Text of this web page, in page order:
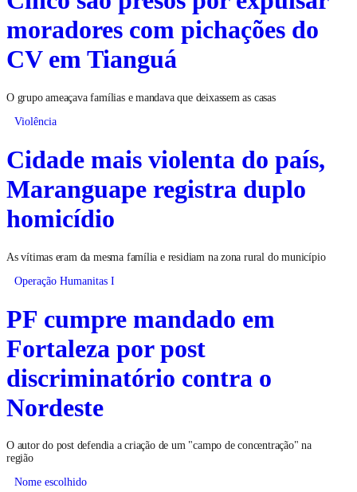
moradores com pichações do
CV em Tianguá
O grupo ameaçava famílias e mandava que deixassem as casas
Violência
Cidade mais violenta do país,
Maranguape registra duplo
homicídio
As vítimas eram da mesma família e residiam na zona rural do município
Operação Humanitas I
PF cumpre mandado em
Fortaleza por post
discriminatório contra o
Nordeste
O autor do post defendia a criação de um "campo de concentração" na
região
Nome escolhido